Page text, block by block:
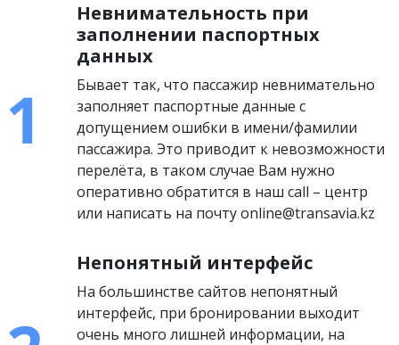
Невнимательность при
заполнении паспортных
данных
Бывает так, что пассажир невнимательно
заполняет паспортные данные с
допущением ошибки в имени/фамилии
пассажира. Это приводит к невозможности
перелёта, в таком случае Вам нужно
оперативно обратится в наш call – центр
или написать на почту online@transavia.kz
Непонятный интерфейс
На большинстве сайтов непонятный
интерфейс, при бронировании выходит
очень много лишней информации, на